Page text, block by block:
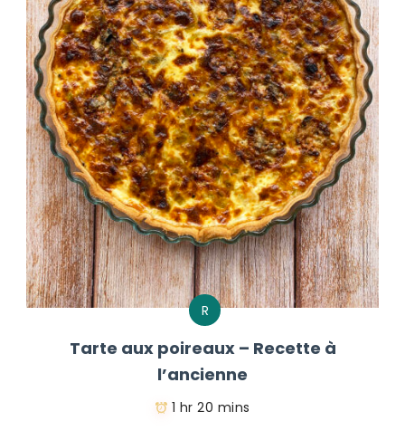
R
Tarte aux poireaux – Recette à
l’ancienne
1 hr 20 mins